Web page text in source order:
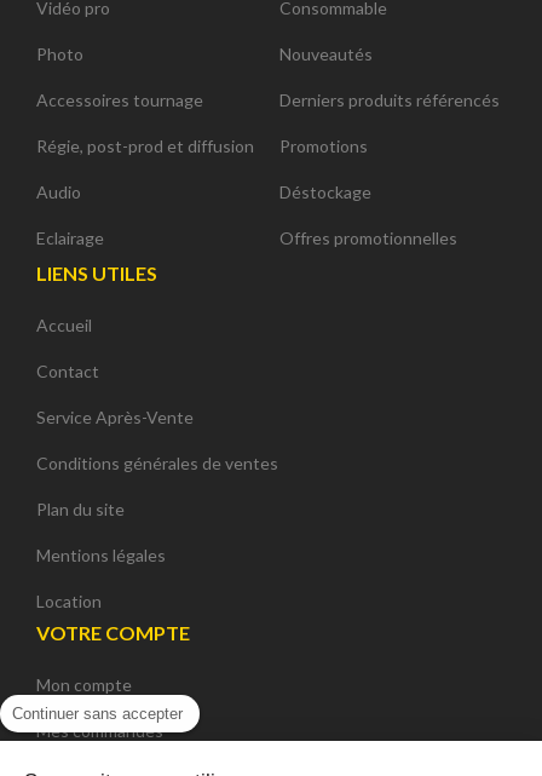
Vidéo pro
Photo
Accessoires tournage
Régie, post-prod et diffusion
Audio
Eclairage
Consommable
Nouveautés
Derniers produits référencés
Promotions
Déstockage
Offres promotionnelles
LIENS UTILES
Accueil
Contact
Service Après-Vente
Conditions générales de ventes
Plan du site
Mentions légales
Location
VOTRE COMPTE
Mon compte
Mes commandes
Continuer sans accepter